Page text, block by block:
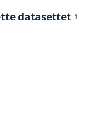
datasettet 1